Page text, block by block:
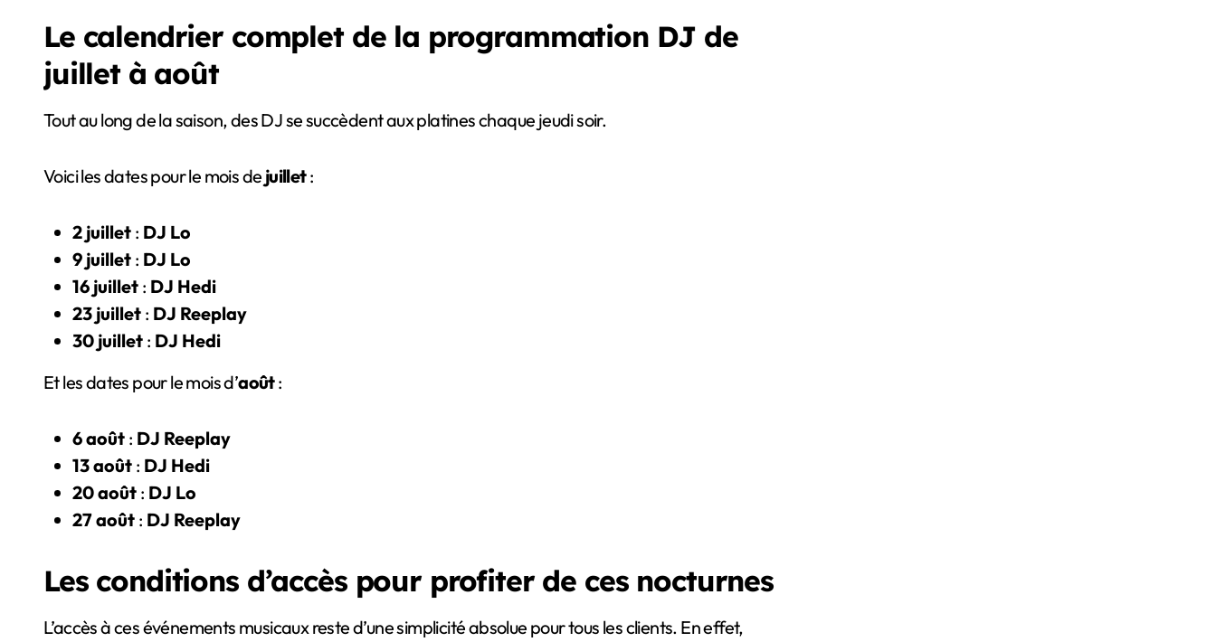
Le calendrier complet de la programmation DJ de
juillet à août
Tout au long de la saison, des DJ se succèdent aux platines chaque jeudi soir.
Voici les dates pour le mois de juillet:
2 juillet : DJ Lo
9 juillet : DJ Lo
16 juillet : DJ Hedi
23 juillet : DJ Reeplay
30 juillet : DJ Hedi
Et les dates pour le mois d’août:
6 août : DJ Reeplay
13 août : DJ Hedi
20 août : DJ Lo
27 août : DJ Reeplay
Les conditions d’accès pour profiter de ces nocturnes
L’accès à ces événements musicaux reste d’une simplicité absolue pour tous les clients. En effet,